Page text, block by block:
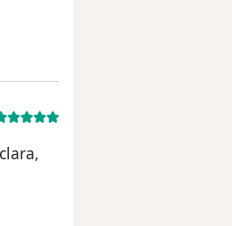
Samanta Araújo
Paciente